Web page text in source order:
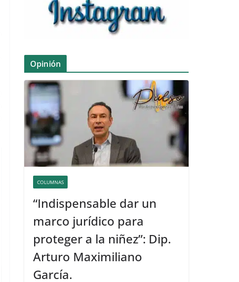
Opinión
COLUMNAS
“Indispensable dar un
marco jurídico para
proteger a la niñez”: Dip.
Arturo Maximiliano
García.